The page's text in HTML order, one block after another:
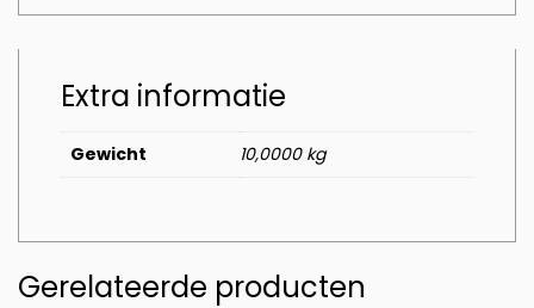
Extra informatie
Gewicht 10,0000 kg
Gerelateerde producten